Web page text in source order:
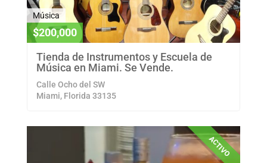
Música
$200,000
Tienda de Instrumentos y Escuela de
Música en Miami. Se Vende.
Calle Ocho del SW
Miami, Florida 33135
ACTIVO